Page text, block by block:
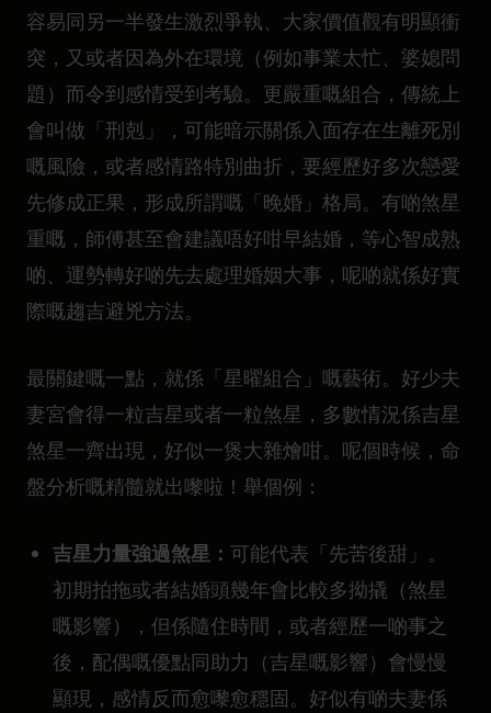
容易同另一半發生激烈爭執、大家價值觀有明顯衝
突，又或者因為外在環境（例如事業太忙、婆媳問
題）而令到感情受到考驗。更嚴重嘅組合，傳統上
會叫做「刑剋」，可能暗示關係入面存在生離死別
嘅風險，或者感情路特別曲折，要經歷好多次戀愛
先修成正果，形成所謂嘅「晚婚」格局。有啲煞星
重嘅，師傅甚至會建議唔好咁早結婚，等心智成熟
啲、運勢轉好啲先去處理婚姻大事，呢啲就係好實
際嘅趨吉避兇方法。
最關鍵嘅一點，就係「星曜組合」嘅藝術。好少夫
妻宮會得一粒吉星或者一粒煞星，多數情況係吉星
煞星一齊出現，好似一煲大雜燴咁。呢個時候，命
盤分析嘅精髓就出嚟啦！舉個例：
吉星力量強過煞星： 可能代表「先苦後甜」。
初期拍拖或者結婚頭幾年會比較多拗撬（煞星
嘅影響），但係隨住時間，或者經歷一啲事之
後，配偶嘅優點同助力（吉星嘅影響）會慢慢
顯現，感情反而愈嚟愈穩固。好似有啲夫妻係